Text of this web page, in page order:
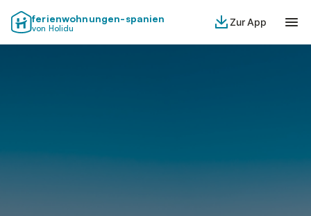
ferienwohnungen-spanien
von Holidu
Zur App